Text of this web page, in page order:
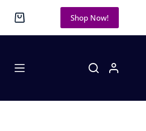
Shop Now!